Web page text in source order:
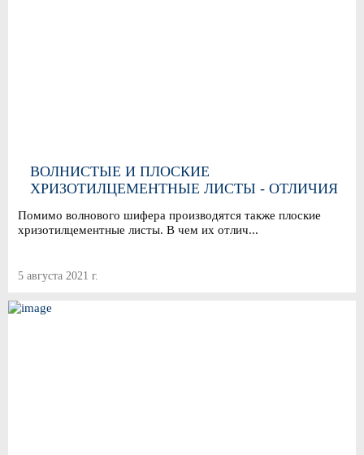
ВОЛНИСТЫЕ И ПЛОСКИЕ
ХРИЗОТИЛЦЕМЕНТНЫЕ ЛИСТЫ - ОТЛИЧИЯ
Помимо волнового шифера производятся также плоские
хризотилцементные листы. В чем их отлич...
5 августа 2021 г.